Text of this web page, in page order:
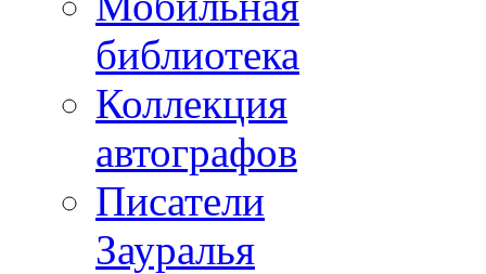
библиотека
Коллекция
автографов
Писатели
Зауралья